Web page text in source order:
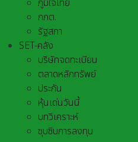
ภูมิใจไทย
กกต.
รัฐสภา
SET-คลัง
บริษัทจดทะเบียน
ตลาดหลักทรัพย์
ประกัน
หุ้นเด่นวันนี้
บทวิเคราะห์
ซุบซิบการลงทุน